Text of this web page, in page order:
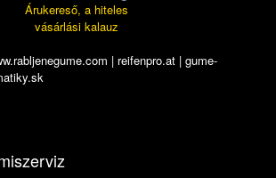
Árukereső, a hiteles
vásárlási kalauz
| reifenpro.at | gume-